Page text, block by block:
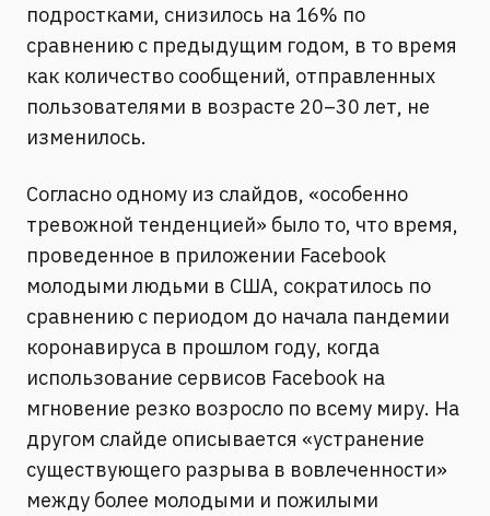
подростками, снизилось на 16% по
сравнению с предыдущим годом, в то время
как количество сообщений, отправленных
пользователями в возрасте 20–30 лет, не
изменилось.
Согласно одному из слайдов, «особенно
тревожной тенденцией» было то, что время,
проведенное в приложении Facebook
молодыми людьми в США, сократилось по
сравнению с периодом до начала пандемии
коронавируса в прошлом году, когда
использование сервисов Facebook на
мгновение резко возросло по всему миру. На
другом слайде описывается «устранение
существующего разрыва в вовлеченности»
между более молодыми и пожилыми